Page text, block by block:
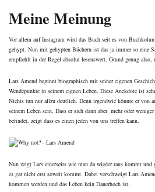
Meine Meinung
Vor allem auf Instagram wird das Buch seit es von
gehypt. Nun mit gehypten Büchern ist das ja immer so eine
empfiehlt in der Regel absolut lesenswert. Grund genug
Lars Amend beginnt biographisch mit seiner eigenen
Wendepunkte in seinem eignen Leben. Diese Anekdote ist
Nichts tun nur allzu deutlich. Denn irgendwie könnte er von
seinem Leben sein. Dass er sich dann aber mehr oder
befindet, zeigt dass es einen jeden von uns treffen kann.
Nun zeigt Lars einerseits wie man da wieder raus kommt
es gar nicht erst soweit kommt. Dabei verschweigt Lars
kommen werden und das Leben kein Dauerhoch ist.